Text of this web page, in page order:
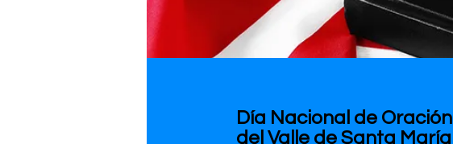
Día Nacional de Oración
del Valle de Santa María